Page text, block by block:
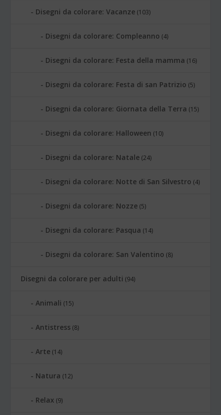
Disegni da colorare: Vacanze (103)
Disegni da colorare: Compleanno (4)
Disegni da colorare: Festa della mamma (16)
Disegni da colorare: Festa di san Patrizio (5)
Disegni da colorare: Giornata della Terra (15)
Disegni da colorare: Halloween (10)
Disegni da colorare: Natale (24)
Disegni da colorare: Notte di San Silvestro (4)
Disegni da colorare: Nozze (5)
Disegni da colorare: Pasqua (14)
Disegni da colorare: San Valentino (8)
Disegni da colorare per adulti (94)
Animali (15)
Antistress (8)
Arte (14)
Natura (12)
Relax (9)